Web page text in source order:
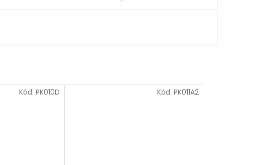
Kód: PK010D Kód: PK011A2